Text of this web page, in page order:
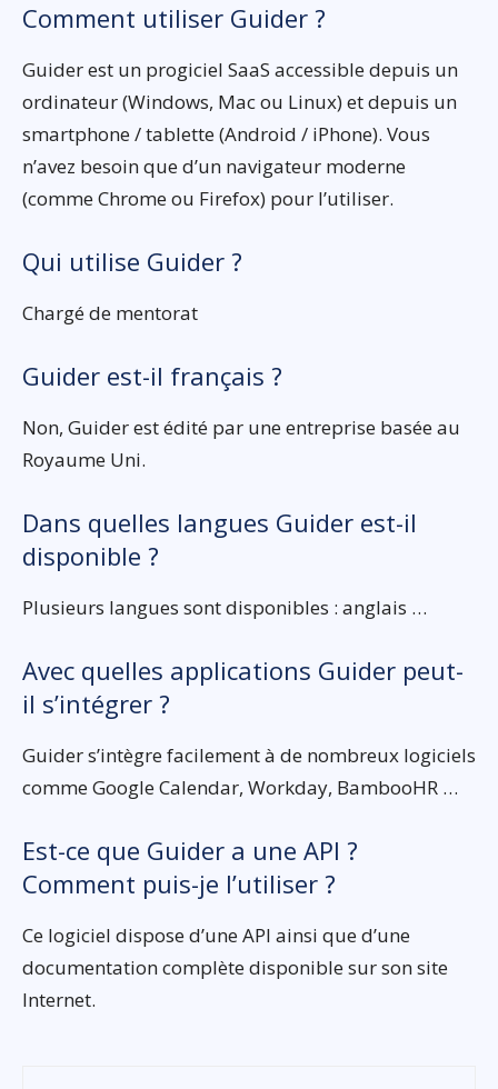
Comment utiliser Guider ?
Guider est un progiciel SaaS accessible depuis un
ordinateur (Windows, Mac ou Linux) et depuis un
smartphone / tablette (Android / iPhone). Vous
n’avez besoin que d’un navigateur moderne
(comme Chrome ou Firefox) pour l’utiliser.
Qui utilise Guider ?
Chargé de mentorat
Guider est-il français ?
Non, Guider est édité par une entreprise basée au
Royaume Uni.
Dans quelles langues Guider est-il
disponible ?
Plusieurs langues sont disponibles : anglais …
Avec quelles applications Guider peut-
il s’intégrer ?
Guider s’intègre facilement à de nombreux logiciels
comme Google Calendar, Workday, BambooHR …
Est-ce que Guider a une API ?
Comment puis-je l’utiliser ?
Ce logiciel dispose d’une API ainsi que d’une
documentation complète disponible sur son site
Internet.